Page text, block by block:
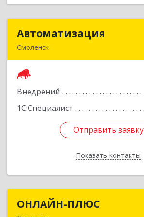
Автоматизация
Смоленск
Внедрений
1С:Специалист
Отправить заявку
Показать контакты
Отправить заявку
Назад
ОНЛАЙН-ПЛЮС